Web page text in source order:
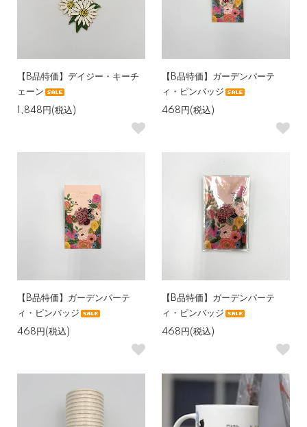
【B品特価】デイジー・キーチ
ェーン
1,848円(税込)
【B品特価】ガーデンパーテ
ィ・ピンバッジ
468円(税込)
【B品特価】ガーデンパーテ
ィ・ピンバッジ
468円(税込)
【B品特価】ガーデンパーテ
ィ・ピンバッジ
468円(税込)